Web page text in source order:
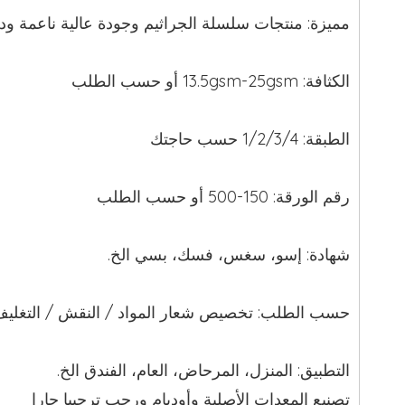
مميزة: منتجات سلسلة الجراثيم وجودة عالية ناعمة
الكثافة: 13.5gsm-25gsm أو حسب الطلب
الطبقة: 1/2/3/4 حسب حاجتك
رقم الورقة: 150-500 أو حسب الطلب
شهادة: إسو، سغس، فسك، بسي الخ.
حسب الطلب: تخصيص شعار المواد / النقش /
التطبيق: المنزل، المرحاض، العام، الفندق الخ.
تصنيع المعدات الأصلية وأوديإم ورحب ترحيبا حارا